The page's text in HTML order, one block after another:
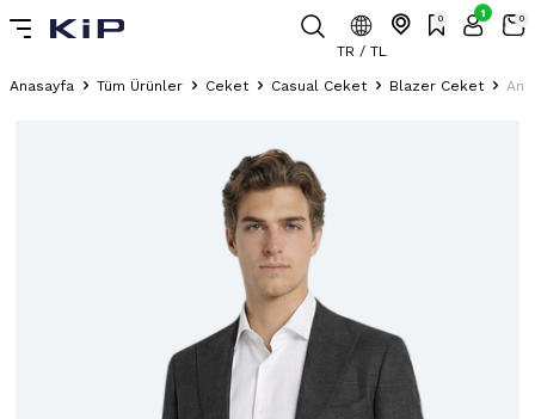
TR / TL
0 1 0
Anasayfa Tüm Ürünler Ceket Casual Ceket Blazer Ceket